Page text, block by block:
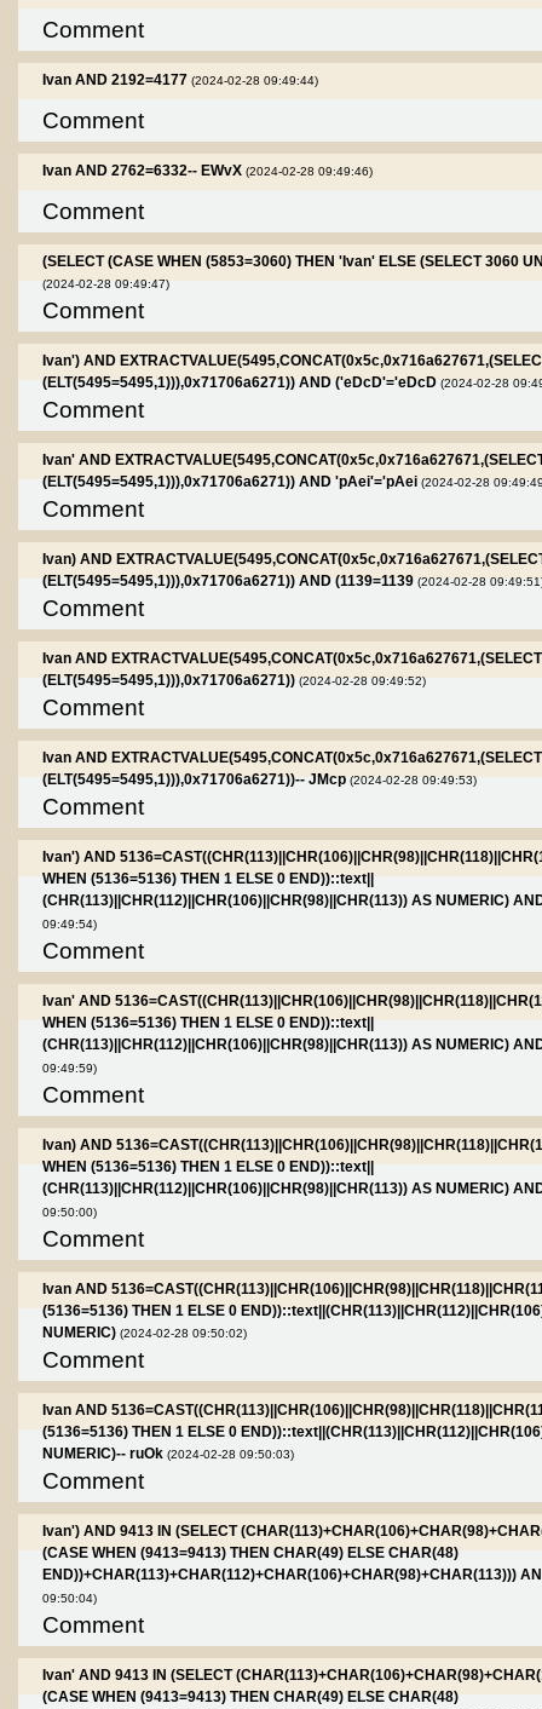
Comment
Ivan AND 2192=4177 (2024-02-28 09:49:44)
Comment
Ivan AND 2762=6332-- EWvX (2024-02-28 09:49:46)
Comment
(SELECT (CASE WHEN (5853=3060) THEN 'Ivan' ELSE (SELECT 3060
(2024-02-28 09:49:47)
Comment
Ivan') AND
(ELT(5495=5495,1))),0x71706a6271)) AND ('eDcD'='eDcD (2024-02-28
Comment
Ivan' AND
(ELT(5495=5495,1))),0x71706a6271)) AND 'pAei'='pAei (2024-02-28
Comment
Ivan) AND
(ELT(5495=5495,1))),0x71706a6271)) AND (1139=1139 (2024-02-28
Comment
Ivan AND EXTRACTVALUE(5495,CONCAT(0x5c,0x716a627671,(SELECT
(ELT(5495=5495,1))),0x71706a6271)) (2024-02-28 09:49:52)
Comment
Ivan AND EXTRACTVALUE(5495,CONCAT(0x5c,0x716a627671,(SELECT
(ELT(5495=5495,1))),0x71706a6271))-- JMcp (2024-02-28 09:49:53)
Comment
Ivan') AND
WHEN (5136=5136) THEN 1 ELSE 0 END))::text||
(CHR(113)||CHR(112)||CHR(106)||CHR(98)||CHR(113)) AS NUMERIC)
09:49:54)
Comment
Ivan' AND
WHEN (5136=5136) THEN 1 ELSE 0 END))::text||
(CHR(113)||CHR(112)||CHR(106)||CHR(98)||CHR(113)) AS NUMERIC)
09:49:59)
Comment
Ivan) AND
WHEN (5136=5136) THEN 1 ELSE 0 END))::text||
(CHR(113)||CHR(112)||CHR(106)||CHR(98)||CHR(113)) AS NUMERIC)
09:50:00)
Comment
Ivan AND
(5136=5136) THEN 1 ELSE 0
NUMERIC) (2024-02-28 09:50:02)
Comment
Ivan AND
(5136=5136) THEN 1 ELSE 0
NUMERIC)-- ruOk (2024-02-28 09:50:03)
Comment
Ivan') AND 9413 IN (SELECT
(CASE WHEN (9413=9413) THEN CHAR(49) ELSE CHAR(48)
END))+CHAR(113)+CHAR(112)+CHAR(106)+CHAR(98)+CHAR(113)))
09:50:04)
Comment
Ivan' AND 9413 IN (SELECT
(CASE WHEN (9413=9413) THEN CHAR(49) ELSE CHAR(48)